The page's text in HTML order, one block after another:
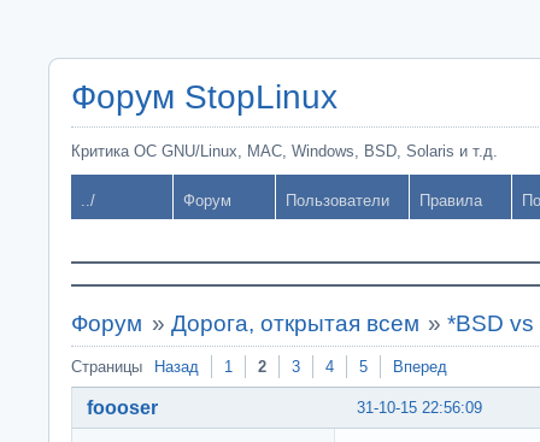
Форум StopLinux
Критика ОС GNU/Linux, MAC, Windows, BSD, Solaris и т.д.
../ Форум Пользователи Правила
Форум » Дорога, открытая всем »*BSD vs
Страницы Назад 1 2 3 4 5 Вперед
31-10-15 22:56:09
foooser